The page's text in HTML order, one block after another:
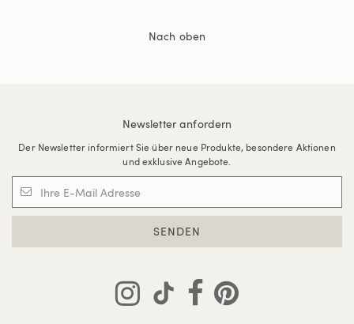
Nach oben
Newsletter anfordern
Der Newsletter informiert Sie über neue Produkte, besondere Aktionen
und exklusive Angebote.
SENDEN